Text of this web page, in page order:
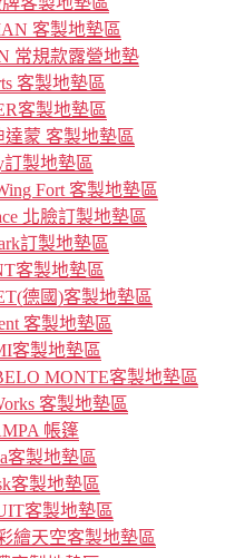
客製地墊區
常規款露營地墊
客製地墊區
客製地墊區
蒙 客製地墊區
製地墊區
Fort 客製地墊區
北臉訂製地墊區
訂製地墊區
客製地墊區
德國)客製地墊區
客製地墊區
製地墊區
MONTE客製地墊區
客製地墊區
帳篷
客製地墊區
客製地墊區
客製地墊區
繪天空客製地墊區